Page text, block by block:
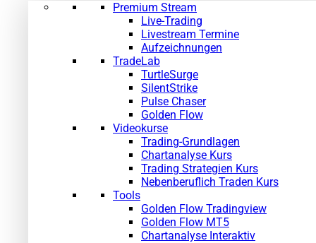
Premium Stream
Live-Trading
Livestream Termine
Aufzeichnungen
TradeLab
TurtleSurge
SilentStrike
Pulse Chaser
Golden Flow
Videokurse
Trading-Grundlagen
Chartanalyse Kurs
Trading Strategien Kurs
Nebenberuflich Traden Kurs
Tools
Golden Flow Tradingview
Golden Flow MT5
Chartanalyse Interaktiv